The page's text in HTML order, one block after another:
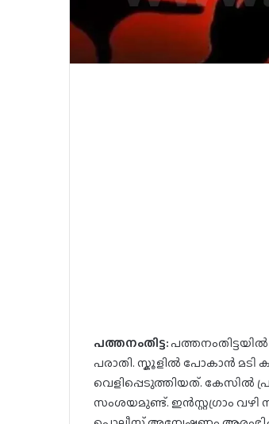
പത്തനംതിട്ട:പത്തനംതിട്ടയിൽ
പരാതി. സ്കൂളിൽ പോകാൻ മടി
വെളിപ്പെടുത്തിയത്. കേസിൽ
സംശയമുണ്ട്. ഇൻസ്റ്റഗ്രാം